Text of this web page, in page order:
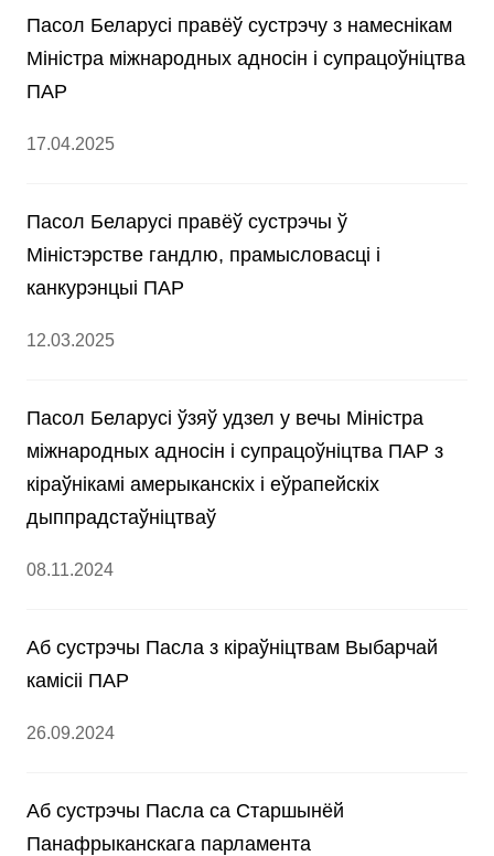
Пасол Беларусі правёў сустрэчу з намеснікам
Міністра міжнародных адносін і супрацоўніцтва
ПАР
17.04.2025
Пасол Беларусі правёў сустрэчы ў
Міністэрстве гандлю, прамысловасці і
канкурэнцыі ПАР
12.03.2025
Пасол Беларусі ўзяў удзел у вечы Міністра
міжнародных адносін і супрацоўніцтва ПАР з
кіраўнікамі амерыканскіх і еўрапейскіх
дыппрадстаўніцтваў
08.11.2024
Аб сустрэчы Пасла з кіраўніцтвам Выбарчай
камісіі ПАР
26.09.2024
Аб сустрэчы Пасла са Старшынёй
Панафрыканскага парламента